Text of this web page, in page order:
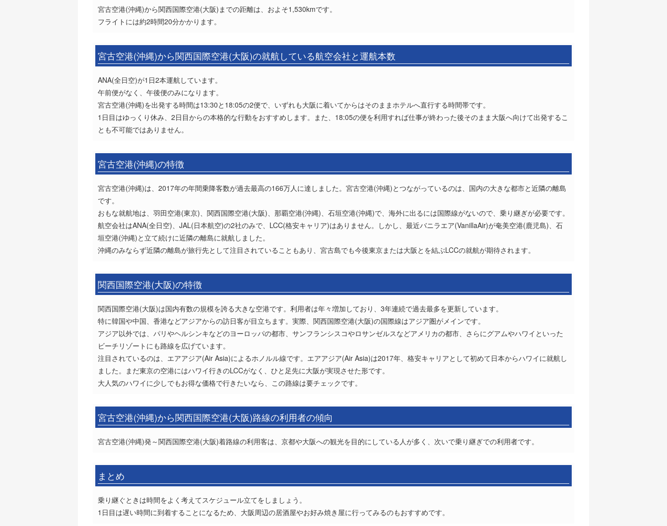
宮古空港(沖縄)から関西国際空港(大阪)までの距離は、およそ1,530kmです。
フライトには約2時間20分かかります。
宮古空港(沖縄)から関西国際空港(大阪)の就航している航空会社と運航本数
ANA(全日空)が1日2本運航しています。
午前便がなく、午後便のみになります。
宮古空港(沖縄)を出発する時間は13:30と18:05の2便で、いずれも大阪に着いてからはそのままホテルへ直行する時間帯です。
1日目はゆっくり休み、2日目からの本格的な行動をおすすめします。また、18:05の便を利用すれば仕事が終わった後そのまま大阪へ向けて出発するこ
とも不可能ではありません。
宮古空港(沖縄)の特徴
宮古空港(沖縄)は、2017年の年間乗降客数が過去最高の166万人に達しました。宮古空港(沖縄)とつながっているのは、国内の大きな都市と近隣の離島
です。
おもな就航地は、羽田空港(東京)、関西国際空港(大阪)、那覇空港(沖縄)、石垣空港(沖縄)で、海外に出るには国際線がないので、乗り継ぎが必要です。
航空会社はANA(全日空)、JAL(日本航空)の2社のみで、LCC(格安キャリア)はありません。しかし、最近バニラエア(VanillaAir)が奄美空港(鹿児島)、石
垣空港(沖縄)と立て続けに近隣の離島に就航しました。
沖縄のみならず近隣の離島が旅行先として注目されていることもあり、宮古島でも今後東京または大阪とを結ぶLCCの就航が期待されます。
関西国際空港(大阪)の特徴
関西国際空港(大阪)は国内有数の規模を誇る大きな空港です。利用者は年々増加しており、3年連続で過去最多を更新しています。
特に韓国や中国、香港などアジアからの訪日客が目立ちます。実際、関西国際空港(大阪)の国際線はアジア圏がメインです。
アジア以外では、パリやヘルシンキなどのヨーロッパの都市、サンフランシスコやロサンゼルスなどアメリカの都市、さらにグアムやハワイといった
ビーチリゾートにも路線を広げています。
注目されているのは、エアアジア(Air Asia)によるホノルル線です。エアアジア(Air Asia)は2017年、格安キャリアとして初めて日本からハワイに就航し
ました。まだ東京の空港にはハワイ行きのLCCがなく、ひと足先に大阪が実現させた形です。
大人気のハワイに少しでもお得な価格で行きたいなら、この路線は要チェックです。
宮古空港(沖縄)から関西国際空港(大阪)路線の利用者の傾向
宮古空港(沖縄)発～関西国際空港(大阪)着路線の利用客は、京都や大阪への観光を目的にしている人が多く、次いで乗り継ぎでの利用者です。
まとめ
乗り継ぐときは時間をよく考えてスケジュール立てをしましょう。
1日目は遅い時間に到着することになるため、大阪周辺の居酒屋やお好み焼き屋に行ってみるのもおすすめです。